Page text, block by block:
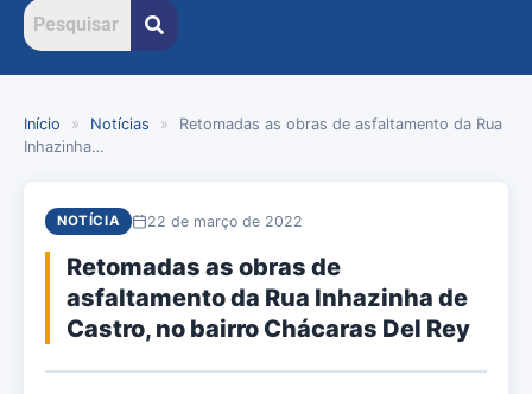
Início » Notícias »
Retomadas as obras de asfaltamento da Rua
Inhazinha…
NOTÍCIA 22 de março de 2022
Retomadas as obras de
asfaltamento da Rua Inhazinha de
Castro, no bairro Chácaras Del Rey